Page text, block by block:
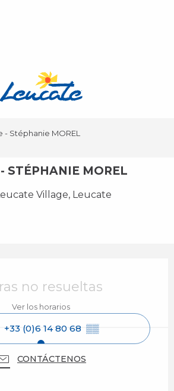
- Stéphanie MOREL
STÉPHANIE MOREL
Village, Leucate
no resueltas
Ver los horarios
+33 (0)6 14 80 68 ▒▒
CONTÁCTENOS